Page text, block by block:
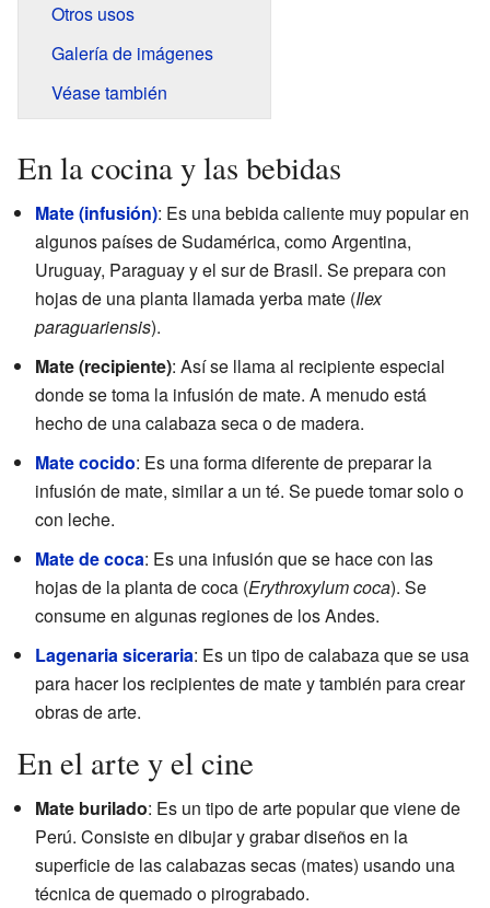
Otros usos
Galería de imágenes
Véase también
En la cocina y las bebidas
Mate (infusión): Es una bebida caliente muy popular en
algunos países de Sudamérica, como Argentina,
Uruguay, Paraguay y el sur de Brasil. Se prepara con
hojas de una planta llamada yerba mate (Ilex
paraguariensis).
Mate (recipiente): Así se llama al recipiente especial
donde se toma la infusión de mate. A menudo está
hecho de una calabaza seca o de madera.
Mate cocido: Es una forma diferente de preparar la
infusión de mate, similar a un té. Se puede tomar solo o
con leche.
Mate de coca: Es una infusión que se hace con las
hojas de la planta de coca (Erythroxylum coca). Se
consume en algunas regiones de los Andes.
Lagenaria siceraria: Es un tipo de calabaza que se usa
para hacer los recipientes de mate y también para crear
obras de arte.
En el arte y el cine
Mate burilado: Es un tipo de arte popular que viene de
Perú. Consiste en dibujar y grabar diseños en la
superficie de las calabazas secas (mates) usando una
técnica de quemado o pirograbado.